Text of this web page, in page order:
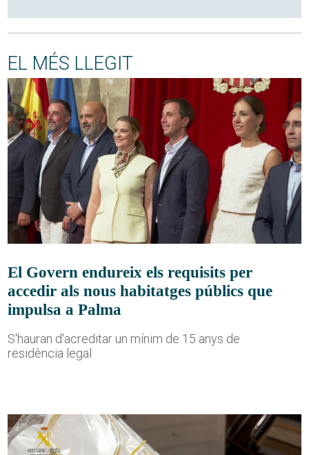
EL MÉS LLEGIT
El Govern endureix els requisits per
accedir als nous habitatges públics que
impulsa a Palma
S'hauran d'acreditar un mínim de 15 anys de
residència legal